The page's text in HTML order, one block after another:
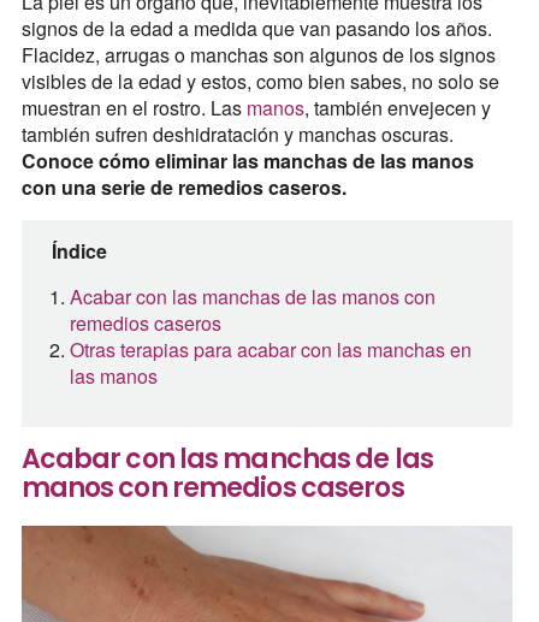
signos de la edad a medida que van pasando los años.
Flacidez, arrugas o manchas son algunos de los signos
visibles de la edad y estos, como bien sabes, no solo se
muestran en el rostro. Las manos, también envejecen y
también sufren deshidratación y manchas oscuras.
Conoce cómo eliminar las manchas de las manos
con una serie de remedios caseros.
Índice
Acabar con las manchas de las manos con
remedios caseros
Otras terapias para acabar con las manchas en
las manos
Acabar con las manchas de las
manos con remedios caseros